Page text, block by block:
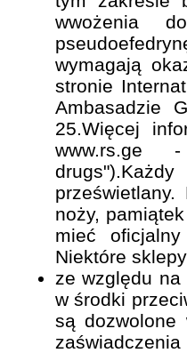
wwożenia
wymagają
stronie
Ambasadzie
25.Więcej
www.rs.ge -
noży,
mieć
Niektóre
ze względu
w środki
są
zaświadczenia